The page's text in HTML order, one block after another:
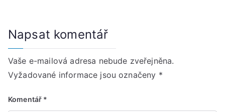
Napsat komentář
Vaše e-mailová adresa nebude zveřejněna.
Vyžadované informace jsou označeny *
Komentář *